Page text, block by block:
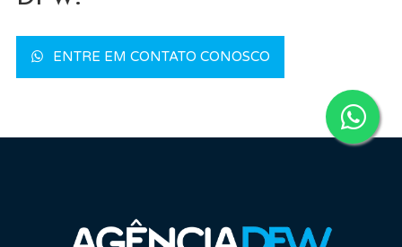
ENTRE EM CONTATO CONOSCO